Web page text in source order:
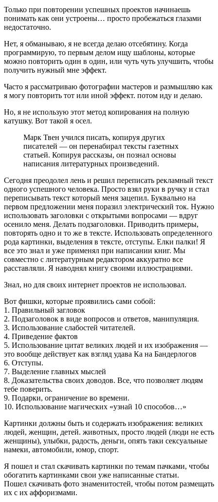
Только при повторении успешных проектов начинаешь
понимать как они устроены… просто пробежаться глазами
недостаточно.
Нет, я обманываю, я не всегда делаю отсебятину. Когда
программирую, то первым делом ищу шаблоны, которые
можно повторить один в один, или чуть чуть улучшить, чтобы
получить нужный мне эффект.
Часто я рассматриваю фотографии мастеров и размышляю как
я могу повторить тот или иной эффект. потом иду и делаю.
Но, я не использую этот метод копирования на полную
катушку. Вот такой я осел.
Марк Твен учился писать, копируя других
писателей — он перенабирал тексты газетных
статьей. Копируя рассказы, он познал основы
написания литературных произведений.
Сегодня преодолел лень и решил переписать рекламный текст
одного успешного человека. Просто взял руки в ручку и стал
переписывать текст который меня зацепил. Буквально на
первом предложении меня поразил электрический ток. Нужно
использовать заголовки с открытыми вопросами — вдруг
осенило меня. Делать подзаголовки. Приводить примеры,
повторять одно и то же в тексте. Использовать определенного
рода картинки, выделения в тексте, отступы. Елки палки! Я
все это знал и уже применял при написании книг. Мы
совместно с литературным редактором аккуратно все
расставляли. Я наводнял книгу своими иллюстрациями.
Знал, но для своих интернет проектов не использовал.
Вот фишки, которые проявились сами собой:
1. Правильный загловок
2. Подзаголовок в виде вопросов и ответов, манипуляция.
3. Использование слабостей читателей.
4. Приведение фактов
5. Использование цитат великих людей и их изображения —
это вообще действует как взгляд удава Ка на Бандерлогов
6. Отступы.
7. Выделение главных мыслей
8. Доказательства своих доводов. Все, что позволяет людям
тебе поверить.
9. Подарки, ограничение во времени.
10. Использование магических «узнай 10 способов…»
Картинки должны быть и содержать изображения: великих
людей, женщин, детей. животных, просто людей (люди не есть
женщины), улыбки, радость, деньги, опять таки сексуальные
намеки, автомобили, юмор, спорт.
Я пошел и стал скачивать картинки по темам пачками, чтобы
обогатить картинками свои уже написанные статьи.
Пошел скачивать фото знаменитостей, чтобы потом размещать
их с их аффоризмами.